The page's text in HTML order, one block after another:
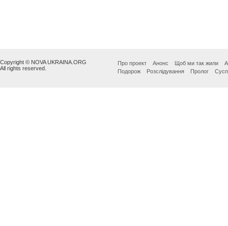
Copyright © NOVA UKRAINA.ORG
All rights reserved.
Про проект Анонс Щоб ми так жили
Подорож
Розслідування Пролог